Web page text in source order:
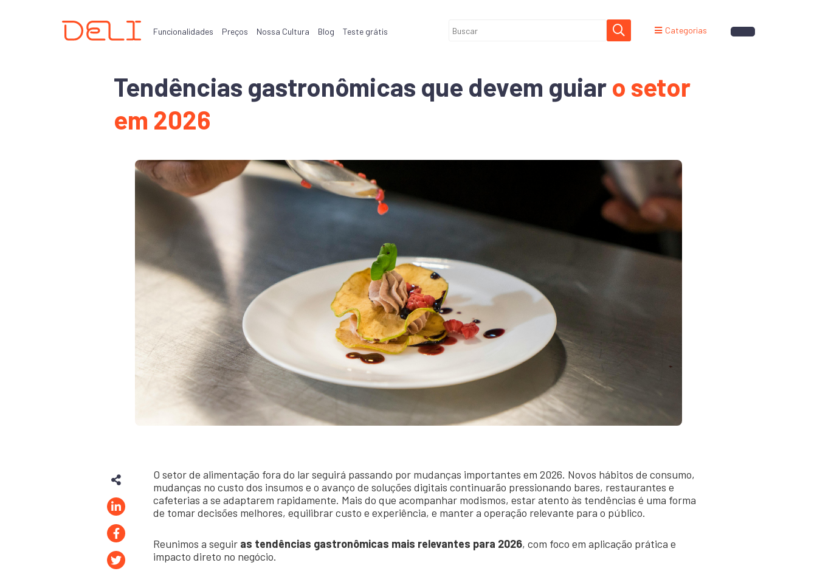
Funcionalidades Preços Nossa Cultura Blog Teste grátis Categorias
Tendências gastronômicas que devem guiar o setor
em 2026
O setor de alimentação fora do lar seguirá passando por mudanças importantes em 2026. Novos hábitos de consumo,
mudanças no custo dos insumos e o avanço de soluções digitais continuarão pressionando bares, restaurantes e
cafeterias a se adaptarem rapidamente. Mais do que acompanhar modismos, estar atento às tendências é uma forma
de tomar decisões melhores, equilibrar custo e experiência, e manter a operação relevante para o público.
Reunimos a seguir as tendências gastronômicas mais relevantes para 2026, com foco em aplicação prática e
impacto direto no negócio.